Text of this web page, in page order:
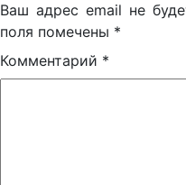
Ваш адрес email не
поля помечены *
Комментарий *